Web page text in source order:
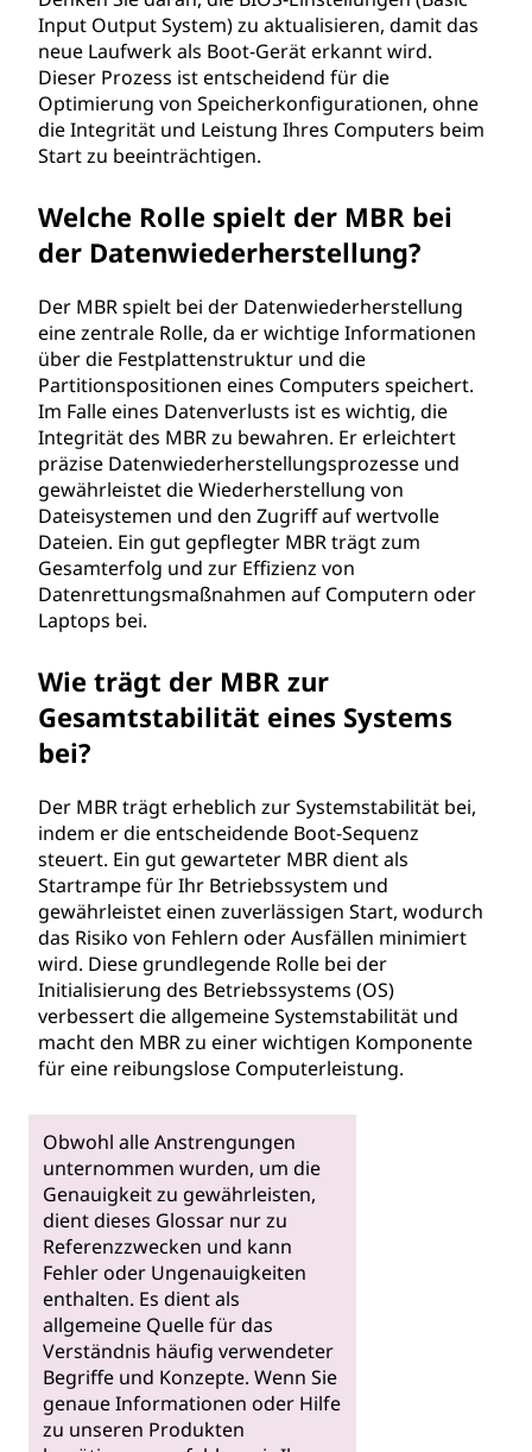
Input Output System) zu aktualisieren, damit das
neue Laufwerk als Boot-Gerät erkannt wird.
Dieser Prozess ist entscheidend für die
Optimierung von Speicherkonfigurationen, ohne
die Integrität und Leistung Ihres Computers beim
Start zu beeinträchtigen.
Welche Rolle spielt der MBR bei
der Datenwiederherstellung?
Der MBR spielt bei der Datenwiederherstellung
eine zentrale Rolle, da er wichtige Informationen
über die Festplattenstruktur und die
Partitionspositionen eines Computers speichert.
Im Falle eines Datenverlusts ist es wichtig, die
Integrität des MBR zu bewahren. Er erleichtert
präzise Datenwiederherstellungsprozesse und
gewährleistet die Wiederherstellung von
Dateisystemen und den Zugriff auf wertvolle
Dateien. Ein gut gepflegter MBR trägt zum
Gesamterfolg und zur Effizienz von
Datenrettungsmaßnahmen auf Computern oder
Laptops bei.
Wie trägt der MBR zur
Gesamtstabilität eines Systems
bei?
Der MBR trägt erheblich zur Systemstabilität bei,
indem er die entscheidende Boot-Sequenz
steuert. Ein gut gewarteter MBR dient als
Startrampe für Ihr Betriebssystem und
gewährleistet einen zuverlässigen Start, wodurch
das Risiko von Fehlern oder Ausfällen minimiert
wird. Diese grundlegende Rolle bei der
Initialisierung des Betriebssystems (OS)
verbessert die allgemeine Systemstabilität und
macht den MBR zu einer wichtigen Komponente
für eine reibungslose Computerleistung.
Obwohl alle Anstrengungen
unternommen wurden, um die
Genauigkeit zu gewährleisten,
dient dieses Glossar nur zu
Referenzzwecken und kann
Fehler oder Ungenauigkeiten
enthalten. Es dient als
allgemeine Quelle für das
Verständnis häufig verwendeter
Begriffe und Konzepte. Wenn Sie
genaue Informationen oder Hilfe
zu unseren Produkten